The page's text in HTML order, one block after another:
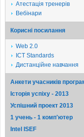
Атестація тренерів
Вебінари
Корисні посилання
Web 2.0
ICT Standards
Дистанційне навчання
Анкети учасників
Історія успіху - 2013
Успішний проект 2013
1 учень - 1 комп'ютер
Intel ISEF